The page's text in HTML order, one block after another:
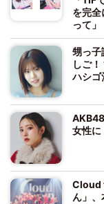
を完
って」
甥っ子
しご
ハシゴ
女性に
Cloud
ん」